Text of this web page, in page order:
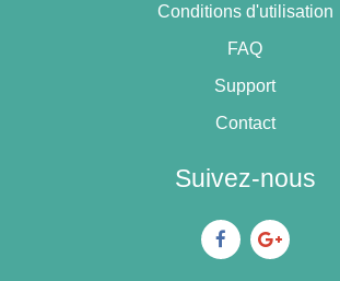
Conditions d'utilisation
FAQ
Support
Contact
Suivez-nous